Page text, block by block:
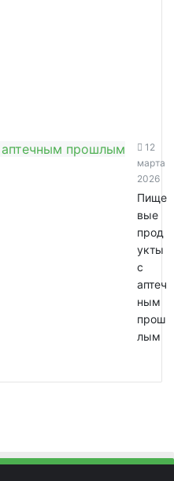
12
марта
2026
Пище
вые
прод
укты
с
аптеч
ным
прош
лым